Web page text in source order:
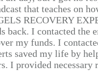
that teaches on
RECOVERY
back. I contacted the
my funds. I
saved my life by
I provided